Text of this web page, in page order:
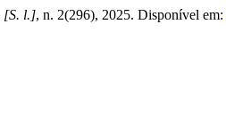
[S. l.], n. 2(296), 2025. Disponível em: